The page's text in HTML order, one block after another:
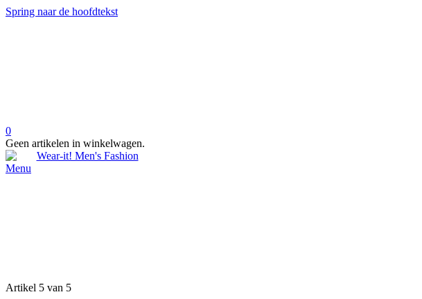
Spring naar de hoofdtekst
0
Geen artikelen in winkelwagen.
Menu
Artikel 5 van 5